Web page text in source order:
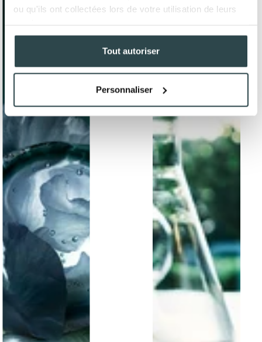
ou qu'ils ont collectées lors de votre utilisation de leurs
Tout autoriser
Personnaliser